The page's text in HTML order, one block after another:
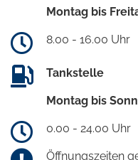
Montag bis
8.00 - 16.00 Uhr
Tankstelle
Montag bis
0.00 - 24.00 Uhr
Öffnungszeiten